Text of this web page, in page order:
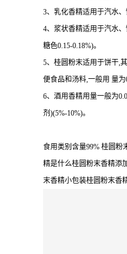
3、乳化香精适用于汽水、
4、浆状香精适用于汽水
糖色0.15-0.18%)。
5、桂圆粉末适用于饼干,
便食品和汤料,一般用 量为
6、酒用香精用量一般为
剂)(5%-10%)。
食用类别含量99% 桂圆
精是什么桂圆粉末香精添
末香精小包装桂圆粉末香